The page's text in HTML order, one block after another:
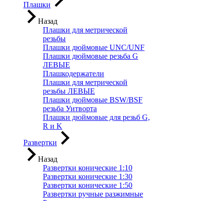
Плашки
Назад
Плашки для метрической
резьбы
Плашки дюймовые UNC/UNF
Плашки дюймовые резьба G
ЛЕВЫЕ
Плашкодержатели
Плашки для метрической
резьбы ЛЕВЫЕ
Плашки дюймовые BSW/BSF
резьба Уитворта
Плашки дюймовые для резьб G,
R и K
Развертки
Назад
Развертки конические 1:10
Развертки конические 1:30
Развертки конические 1:50
Развертки ручные разжимные